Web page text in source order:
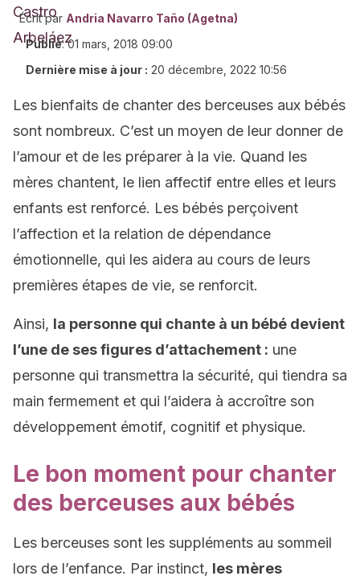
Écrit par Andria Navarro Taño (Agetna)
Publié:01 mars, 2018 09:00
Dernière mise à jour : 20 décembre, 2022 10:56
Les bienfaits de chanter des berceuses aux bébés
sont nombreux. C’est un moyen de leur donner de
l’amour et de les préparer à la vie. Quand les
mères chantent, le lien affectif entre elles et leurs
enfants est renforcé. Les bébés perçoivent
l’affection et la relation de dépendance
émotionnelle, qui les aidera au cours de leurs
premières étapes de vie, se renforcit.
Ainsi, la personne qui chante à un bébé devient
l’une de ses figures d’attachement : une
personne qui transmettra la sécurité, qui tiendra sa
main fermement et qui l’aidera à accroître son
développement émotif, cognitif et physique.
Le bon moment pour chanter
des berceuses aux bébés
Les berceuses sont les suppléments au sommeil
lors de l’enfance. Par instinct, les mères